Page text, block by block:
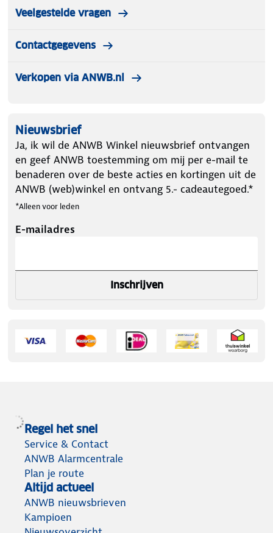
Veelgestelde vragen
Contactgegevens
Verkopen via ANWB.nl
Nieuwsbrief
Ja, ik wil de ANWB Winkel nieuwsbrief ontvangen
en geef ANWB toestemming om mij per e-mail te
benaderen over de beste acties en kortingen uit de
ANWB (web)winkel en ontvang 5.- cadeautegoed.*
*Alleen voor leden
E-mailadres
Inschrijven
Regel het snel
Service & Contact
ANWB Alarmcentrale
Plan je route
Altijd actueel
ANWB nieuwsbrieven
Kampioen